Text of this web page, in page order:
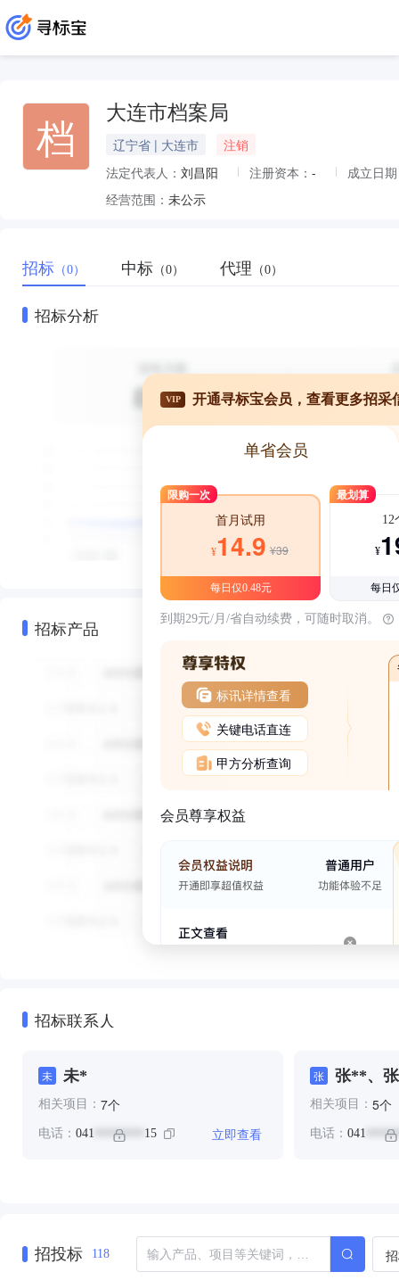
档 大连市档案局
辽宁省 | 大连市
注销
法定代表人： 刘昌阳 注册资本： -
成立日
经营范围： 未公示
招标 （0） 中标 （0） 代理 （0）
招标分析
招标产品
VIP 开通寻标宝会员，查看更多招采
单省会员
限购一次
首月试用
¥14.9 ¥39
每日仅0.48元
最划算
12
¥
每日
到期29元/月/省自动续费，可随时取消。
标讯详情查看
关键电话直连
甲方分析查询
会员尊享权益
招标联系人
未 未*
相关项目： 7个
电话： 041 ******** 15 立即查看
张 张**、
相关项目： 5个
电话： 041
招投标 118